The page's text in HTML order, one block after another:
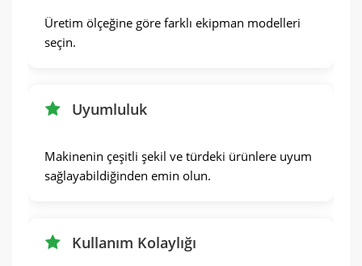
Üretim ölçeğine göre farklı ekipman modelleri
seçin.
Uyumluluk
Makinenin çeşitli şekil ve türdeki ürünlere uyum
sağlayabildiğinden emin olun.
Kullanım Kolaylığı